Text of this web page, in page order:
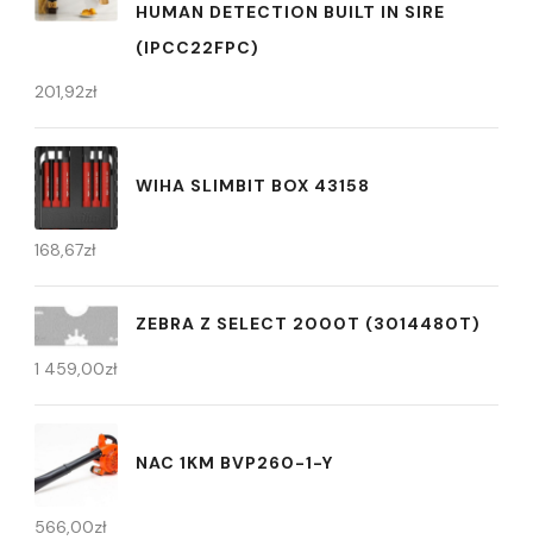
HUMAN DETECTION BUILT IN SIRE
(IPCC22FPC)
201,92zł
WIHA SLIMBIT BOX 43158
168,67zł
ZEBRA Z SELECT 2000T (3014480T)
1 459,00zł
NAC 1KM BVP260-1-Y
566,00zł